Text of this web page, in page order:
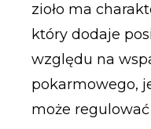
zioło ma
który dodaje
względu na
pokarmowego,
może